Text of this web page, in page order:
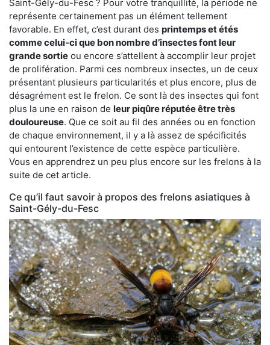
Saint-Gély-du-Fesc ? Pour votre tranquillité, la période ne
représente certainement pas un élément tellement
favorable. En effet, c’est durant des printemps et étés
comme celui-ci que bon nombre d’insectes font leur
grande sortie ou encore s’attellent à accomplir leur projet
de prolifération. Parmi ces nombreux insectes, un de ceux
présentant plusieurs particularités et plus encore, plus de
désagrément est le frelon. Ce sont là des insectes qui font
plus la une en raison de leur piqûre réputée être très
douloureuse. Que ce soit au fil des années ou en fonction
de chaque environnement, il y a là assez de spécificités
qui entourent l’existence de cette espèce particulière.
Vous en apprendrez un peu plus encore sur les frelons à la
suite de cet article.
Ce qu’il faut savoir à propos des frelons asiatiques à
Saint-Gély-du-Fesc